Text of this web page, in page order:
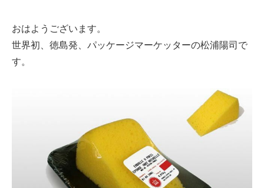
おはようございます。
世界初、徳島発、パッケージマーケッターの松浦陽司で
す。